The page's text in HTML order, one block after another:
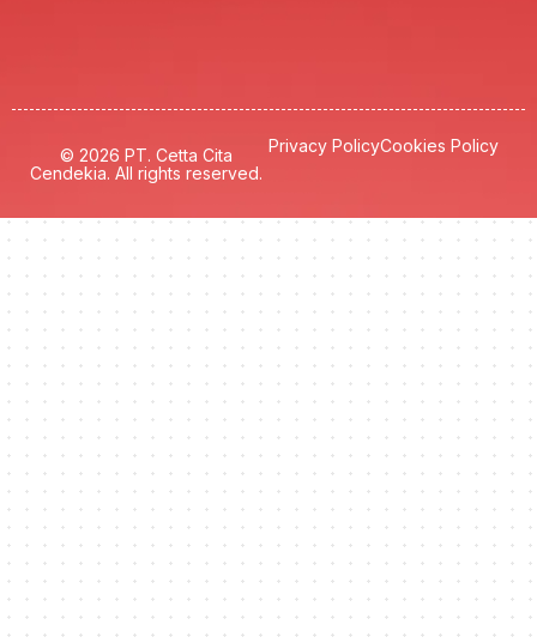
© 2026 PT. Cetta Cita
Cendekia. All rights reserved.
Privacy PolicyCookies Policy